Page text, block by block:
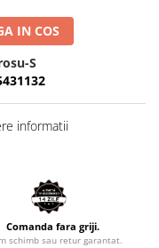
IN COS
S
informatii
Comanda fara griji.
schimb sau retur garantat.